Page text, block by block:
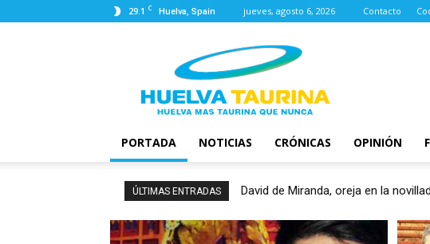
29.1 C Huelva, Spain jueves, agosto 6, 2026 Contacto
Taurina
PORTADA NOTICIAS CRÓNICAS OPINIÓN
ÚLTIMAS ENTRADAS David de Miranda, oreja en la novillada
Emilio Silvera falla con la espada